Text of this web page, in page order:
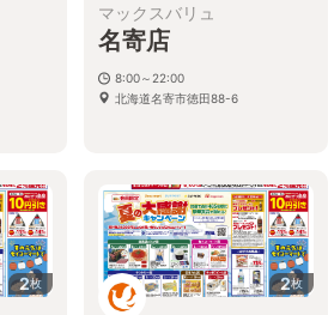
マックスバリュ
名寄店
8:00～22:00
北海道名寄市徳田88-6
2枚 2枚